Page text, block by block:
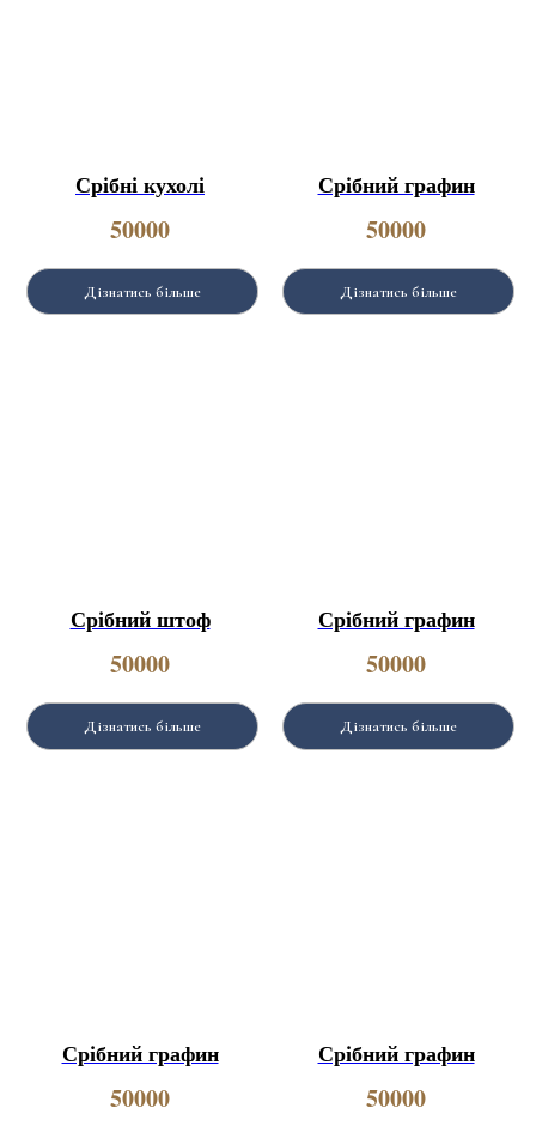
Срібні кухолі
50000
Дізнатись більше
Срібний графин
50000
Дізнатись більше
Срібний штоф
50000
Дізнатись більше
Срібний графин
50000
Дізнатись більше
Срібний графин
50000
Срібний графин
50000